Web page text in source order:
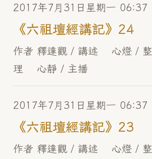
2017年7月31日星期一 06:37
《六祖壇經講記》24
作者 釋達觀 / 講述 心燈 / 整
理 心靜 / 主播
2017年7月31日星期一 06:37
《六祖壇經講記》23
作者 釋達觀 / 講述 心燈 / 整